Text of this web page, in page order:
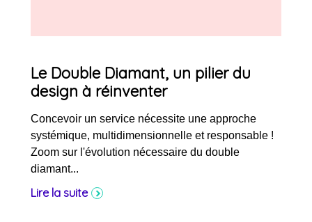
Le Double Diamant, un pilier du
design à réinventer
Concevoir un service nécessite une approche
systémique, multidimensionnelle et responsable !
Zoom sur l'évolution nécessaire du double
diamant...
Lire la suite